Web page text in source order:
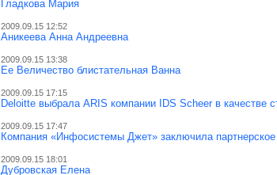
Гладкова Мария
2009.09.15 12:52
Аникеева Анна Андреевна
2009.09.15 13:38
Ее Величество блистательная Ванна
2009.09.15 17:15
Deloitte выбрала ARIS компании IDS Scheer в качестве
2009.09.15 17:47
Компания «Инфосистемы Джет» заключила
2009.09.15 18:01
Дубровская Елена